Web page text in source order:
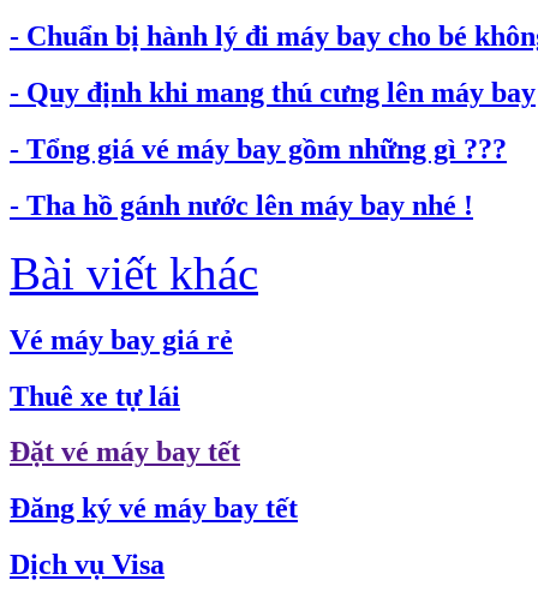
- Chuẩn bị hành lý đi máy bay cho bé
- Quy định khi mang thú cưng lên máy bay
- Tổng giá vé máy bay gồm những gì ???
- Tha hồ gánh nước lên máy bay nhé !
Bài viết khác
Vé máy bay giá rẻ
Thuê xe tự lái
Đặt vé máy bay tết
Đăng ký vé máy bay tết
Dịch vụ Visa